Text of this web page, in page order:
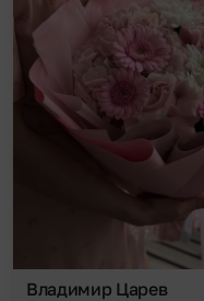
Владимир Царев